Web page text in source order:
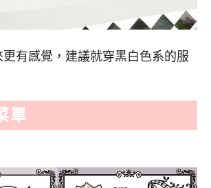
有感覺，建議就穿黑白色系的服
單